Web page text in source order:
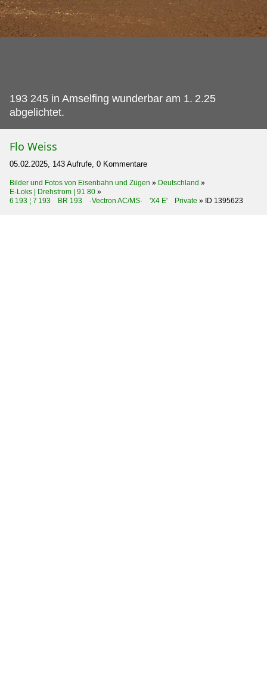
193 245 in Amselfing wunderbar am 1. 2.25
abgelichtet.
Flo Weiss
05.02.2025, 143 Aufrufe, 0 Kommentare
Bilder und Fotos von Eisenbahn und Zügen » Deutschland »
E-Loks | Drehstrom | 91 80 »
6 193 ¦ 7 193 BR 193 ·Vectron AC/MS· 'X4 E' Private » ID 1395623